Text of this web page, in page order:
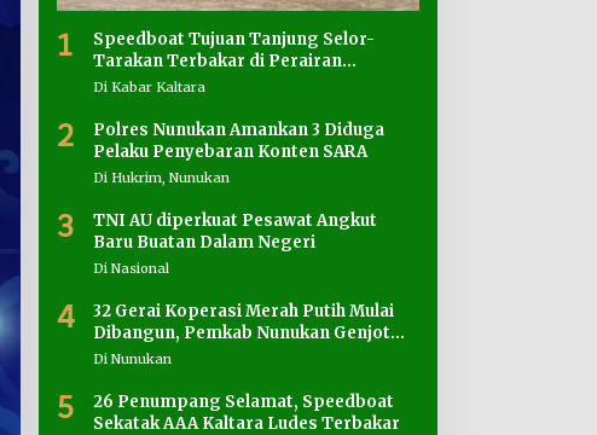
1
Speedboat Tujuan Tanjung Selor-
Tarakan Terbakar di Perairan
Salimbatu
Di Kabar Kaltara
2
Polres Nunukan Amankan 3 Diduga
Pelaku Penyebaran Konten SARA
Di Hukrim, Nunukan
3
TNI AU diperkuat Pesawat Angkut
Baru Buatan Dalam Negeri
Di Nasional
4
32 Gerai Koperasi Merah Putih Mulai
Dibangun, Pemkab Nunukan Genjot
Penyediaan Lahan
Di Nunukan
5
26 Penumpang Selamat, Speedboat
Sekatak AAA Kaltara Ludes Terbakar